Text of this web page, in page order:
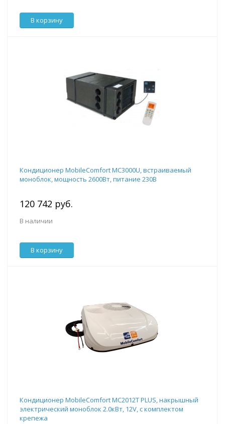
В корзину
Кондиционер MobileComfort MC3000U, встраиваемый
моноблок, мощность 2600Вт, питание 230B
120 742 руб.
В наличии
В корзину
Кондиционер MobileComfort MC2012T PLUS, накрышный
электрический моноблок 2.0кВт, 12V, с комплектом
крепежа